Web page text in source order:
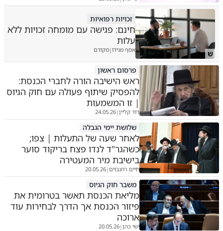
ש
זכויות רפואיות
חינם: פגישה עם מומחה זכויות ללא
עלות
אסף מגידו|מקודם
פרסום ראשון
ראש הישיבה הורה לחברי הכנסת:
להפסיק שיתוף פעולה עם חוק הגיוס
| זו המשמעות
דוד קליין|
24.05.26
שלושת יימי הגבלה
לאחר שעה של התעלות | צפו;
כשהגר"ד לנדו פצח בריקוד סוער
בישיבת מיר המעטירה
חיים רוזנבוים|
20.05.26
משבר חוק הגיוס
מליאת הכנסת תאשר בטרומית את
פיזור הכנסת אך הדרך לבחירות עוד
ארוכה
ישי כהן |
20.05.26